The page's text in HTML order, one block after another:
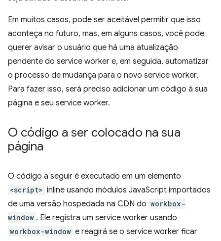
Em muitos casos, pode ser aceitável permitir que isso
aconteça no futuro, mas, em alguns casos, você pode
querer avisar o usuário que há uma atualização
pendente do service worker e, em seguida, automatizar
o processo de mudança para o novo service worker.
Para fazer isso, será preciso adicionar um código à sua
página e seu service worker.
O código a ser colocado na sua
página
O código a seguir é executado em um elemento
<script> inline usando módulos JavaScript importados
de uma versão hospedada na CDN do workbox-
window . Ele registra um service worker usando
workbox-window e reagirá se o service worker ficar